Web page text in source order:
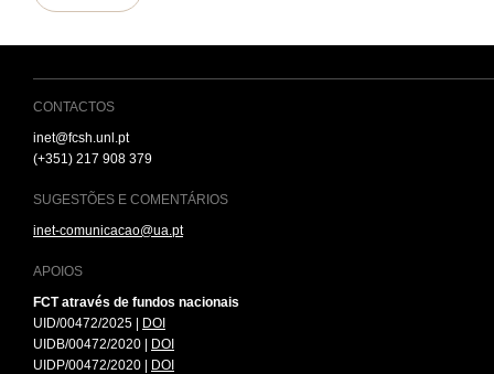
CONTACTOS
inet@fcsh.unl.pt
(+351) 217 908 379
SUGESTÕES E COMENTÁRIOS
inet-comunicacao@ua.pt
APOIOS
FCT através de fundos nacionais
UID/00472/2025 |
DOI
UIDB/00472/2020 |
DOI
UIDP/00472/2020 |
DOI